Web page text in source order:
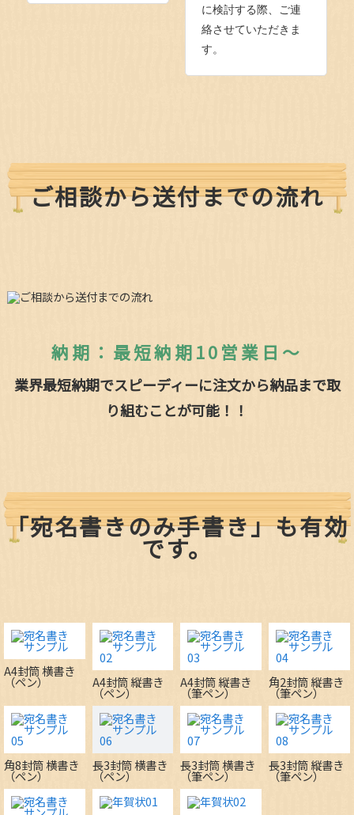
に検討する際、ご連
絡させていただきま
す。
ご相談から送付までの流れ
納期：最短納期10営業日～
業界最短納期でスピーディーに注文から納品まで取
り組むことが可能！！
「宛名書きのみ手書き」も有効
です。
A4封筒 横書き
（ペン） A4封筒 縦書き
（ペン）
A4封筒 縦書き
（筆ペン）
角2封筒 縦書き
（筆ペン）
角8封筒 横書き
（ペン）
長3封筒 横書き
（ペン）
長3封筒 横書き
（筆ペン）
長3封筒 縦書き
（筆ペン）